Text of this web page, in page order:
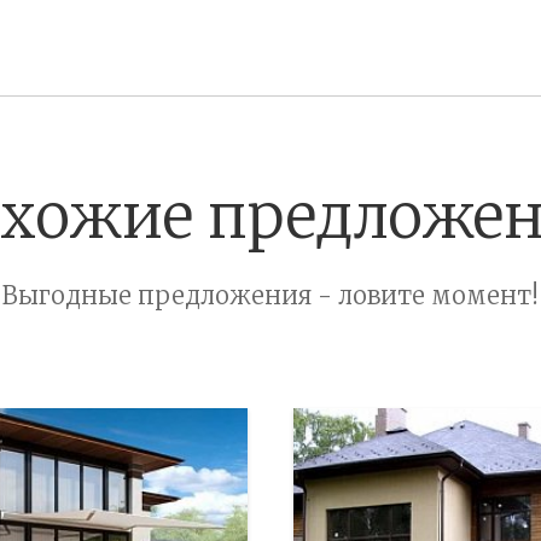
Выгодные предложения - ловите момент!